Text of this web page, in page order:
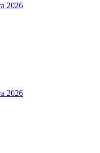
2026
2026